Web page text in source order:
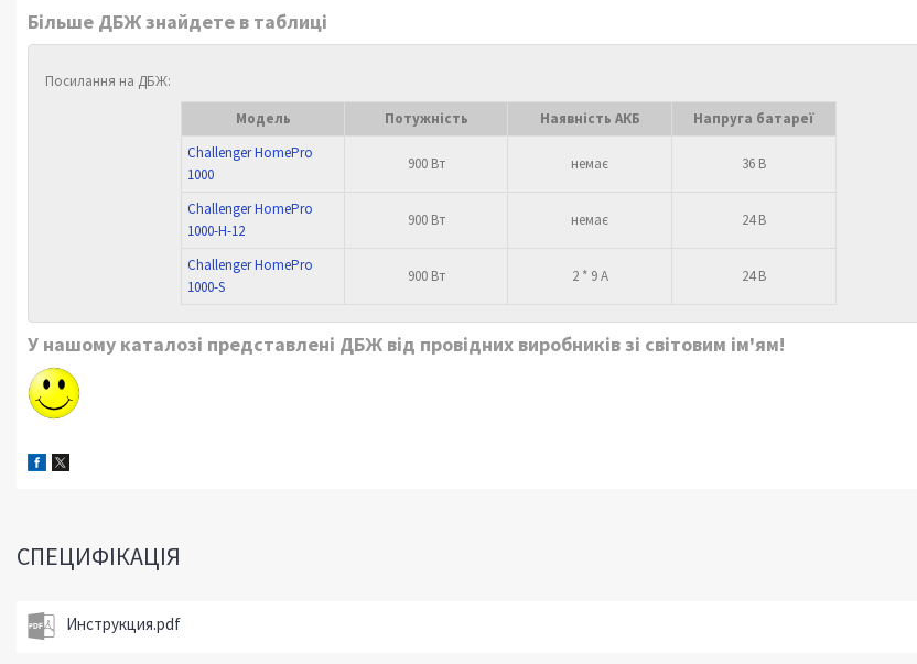
Більше ДБЖ знайдете в таблиці
Посилання на ДБЖ:
Модель
Потужність Наявність АКБ
Напруга батареї
Challenger HomePro
1000
900 Вт немає 36 В
Challenger HomePro
1000-H-12
900 Вт немає 24 В
Challenger HomePro
1000-S
900 Вт 2 * 9 А 24 В
У нашому каталозі представлені ДБЖ від провідних виробників зі світовим ім'ям!
СПЕЦИФІКАЦІЯ
Инструкция.pdf